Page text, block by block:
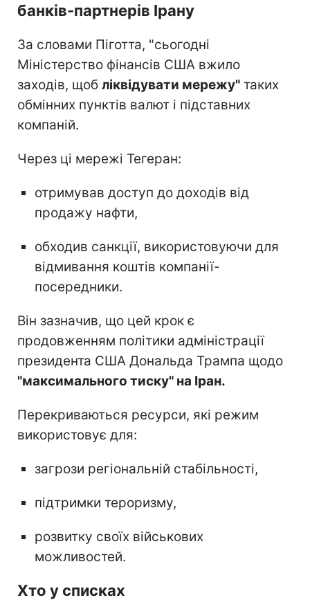
банків-партнерів Ірану
За словами Піготта, "сьогодні
Міністерство фінансів США вжило
заходів, щоб ліквідувати мережу" таких
обмінних пунктів валют і підставних
компаній.
Через ці мережі Тегеран:
отримував доступ до доходів від
продажу нафти,
обходив санкції, використовуючи для
відмивання коштів компанії-
посередники.
Він зазначив, що цей крок є
продовженням політики адміністрації
президента США Дональда Трампа щодо
"максимального тиску" на Іран.
Перекриваються ресурси, які режим
використовує для:
загрози регіональній стабільності,
підтримки тероризму,
розвитку своїх військових
можливостей.
Хто у списках